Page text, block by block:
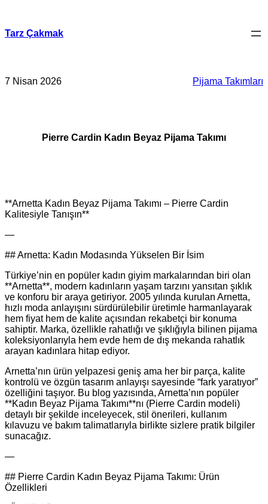
Tarz Çakmak
7 Nisan 2026 Pijama Takımları
Pierre Cardin Kadın Beyaz Pijama Takımı
**Arnetta Kadın Beyaz Pijama Takımı – Pierre Cardin
Kalitesiyle Tanışın**
—
## Arnetta: Kadın Modasında Yükselen Bir İsim
Türkiye’nin en popüler kadın giyim markalarından biri olan
**Arnetta**, modern kadınların yaşam tarzını yansıtan şıklık
ve konforu bir araya getiriyor. 2005 yılında kurulan Arnetta,
hızlı moda anlayışını sürdürülebilir üretimle harmanlayarak
hem fiyat hem de kalite açısından rekabetçi bir konuma
sahiptir. Marka, özellikle rahatlığı ve şıklığıyla bilinen pijama
koleksiyonlarıyla hem evde hem de dış mekanda rahatlık
arayan kadınlara hitap ediyor.
Arnetta’nın ürün yelpazesi geniş ama her bir parça, kalite
kontrolü ve özgün tasarım anlayışı sayesinde “fark yaratıyor”
özelliğini taşıyor. Bu blog yazısında, Arnetta’nın popüler
**Kadın Beyaz Pijama Takımı**nı (Pierre Cardin modeli)
detaylı bir şekilde inceleyecek, stil önerileri, kullanım
kılavuzu ve bakım talimatlarıyla birlikte sizlere pratik bilgiler
sunacağız.
—
## Pierre Cardin Kadın Beyaz Pijama Takımı: Ürün
Özellikleri